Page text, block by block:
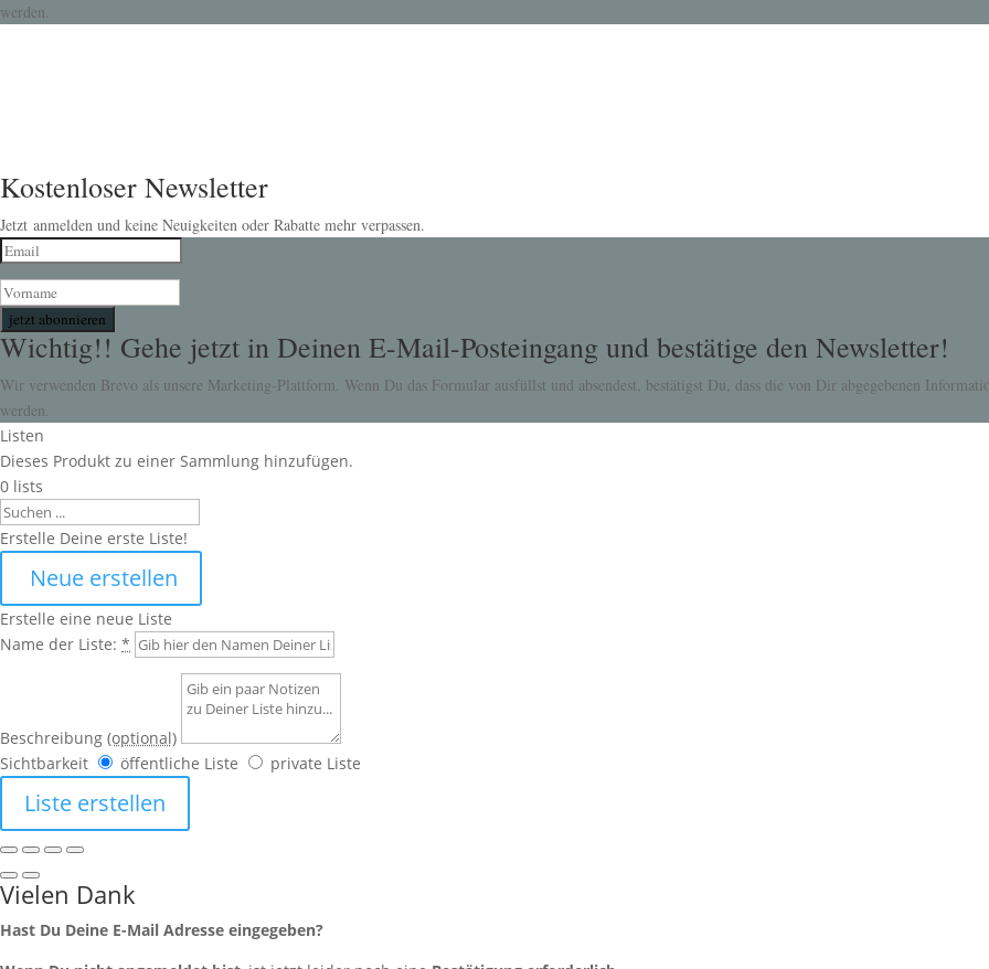
werden.
Kostenloser Newsletter
Jetzt anmelden und keine Neuigkeiten oder Rabatte mehr verpassen.
jetzt abonnieren
Wichtig!! Gehe jetzt in Deinen E-Mail-Posteingang und bestätige den Newsletter!
Wir verwenden Brevo als unsere Marketing-Plattform. Wenn Du das Formular ausfüllst und absendest, bestätigst Du, dass die von Dir abgegebenen
werden.
Listen
Dieses Produkt zu einer Sammlung hinzufügen.
0 lists
Search
Erstelle Deine erste Liste!
Neue erstellen
Erstelle eine neue Liste
Name der Liste: *
Beschreibung (optional)
Sichtbarkeit
öffentliche Liste private Liste
Liste erstellen
Vielen Dank
Hast Du Deine E-Mail Adresse eingegeben?